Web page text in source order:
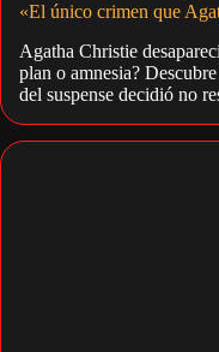
«El único crimen que
Agatha Christie
plan o amnesia?
del suspense decidió no